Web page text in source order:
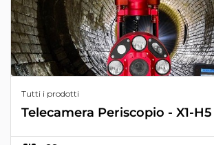
Tutti i prodotti
Telecamera Periscopio - X1-H5